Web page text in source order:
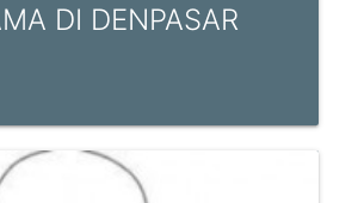
DI DENPASAR